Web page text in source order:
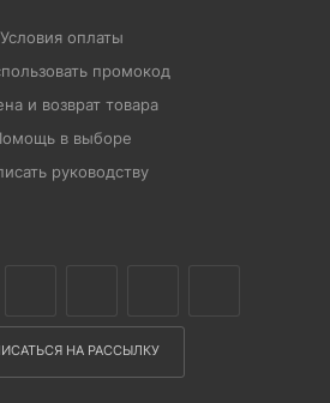
Условия оплаты
промокод
и возврат товара
в выборе
руководству
НА РАССЫЛКУ